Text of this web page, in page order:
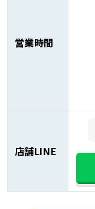
営業時間
店舗LINE